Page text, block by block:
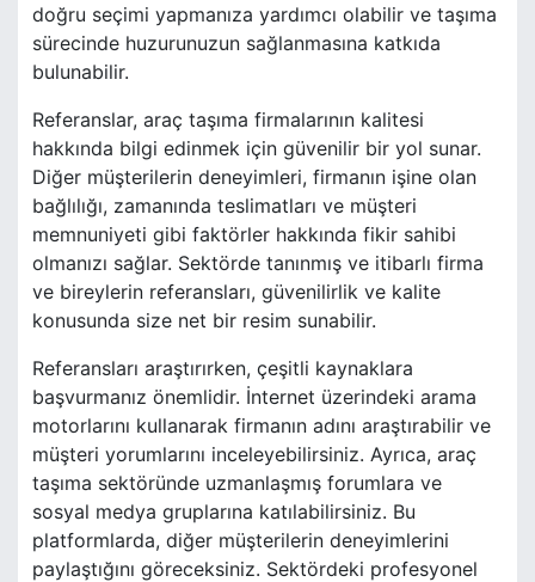
doğru seçimi yapmanıza yardımcı olabilir ve taşıma
sürecinde huzurunuzun sağlanmasına katkıda
bulunabilir.
Referanslar, araç taşıma firmalarının kalitesi
hakkında bilgi edinmek için güvenilir bir yol sunar.
Diğer müşterilerin deneyimleri, firmanın işine olan
bağlılığı, zamanında teslimatları ve müşteri
memnuniyeti gibi faktörler hakkında fikir sahibi
olmanızı sağlar. Sektörde tanınmış ve itibarlı firma
ve bireylerin referansları, güvenilirlik ve kalite
konusunda size net bir resim sunabilir.
Referansları araştırırken, çeşitli kaynaklara
başvurmanız önemlidir. İnternet üzerindeki arama
motorlarını kullanarak firmanın adını araştırabilir ve
müşteri yorumlarını inceleyebilirsiniz. Ayrıca, araç
taşıma sektöründe uzmanlaşmış forumlara ve
sosyal medya gruplarına katılabilirsiniz. Bu
platformlarda, diğer müşterilerin deneyimlerini
paylaştığını göreceksiniz. Sektördeki profesyonel